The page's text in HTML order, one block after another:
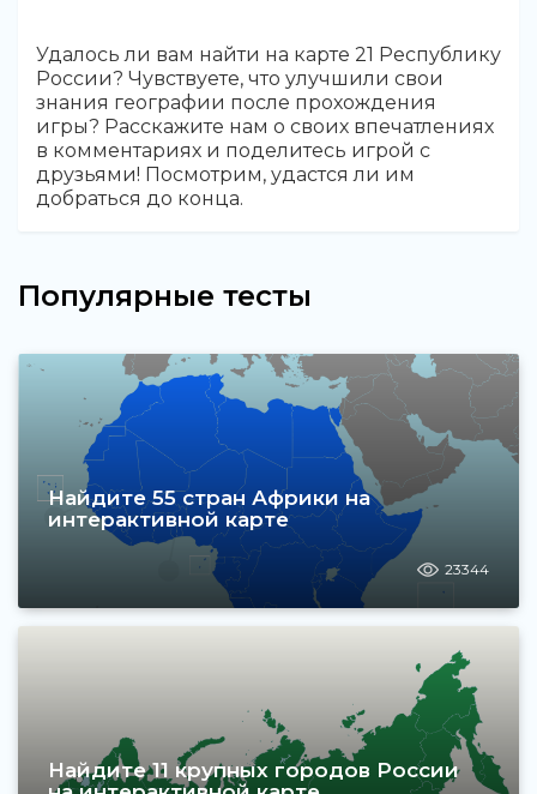
Удалось ли вам найти на карте 21 Республику
России? Чувствуете, что улучшили свои
знания географии после прохождения
игры? Расскажите нам о своих впечатлениях
в комментариях и поделитесь игрой с
друзьями! Посмотрим, удастся ли им
добраться до конца.
Популярные тесты
Найдите 55 стран Африки на
интерактивной карте
23344
Найдите 11 крупных городов России